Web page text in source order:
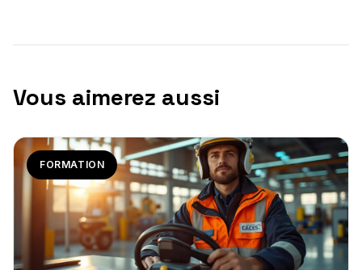
Vous aimerez aussi
FORMATION